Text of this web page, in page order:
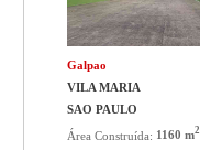
Galpao
VILA MARIA
SAO PAULO
Área Construída: 1160 m2